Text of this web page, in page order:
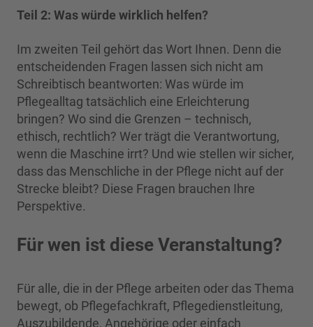
Teil 2: Was würde wirklich helfen?
Im zweiten Teil gehört das Wort Ihnen. Denn die
entscheidenden Fragen lassen sich nicht am
Schreibtisch beantworten: Was würde im
Pflegealltag tatsächlich eine Erleichterung
bringen? Wo sind die Grenzen – technisch,
ethisch, rechtlich? Wer trägt die Verantwortung,
wenn die Maschine irrt? Und wie stellen wir sicher,
dass das Menschliche in der Pflege nicht auf der
Strecke bleibt? Diese Fragen brauchen Ihre
Perspektive.
Für wen ist diese Veranstaltung?
Für alle, die in der Pflege arbeiten oder das Thema
bewegt, ob Pflegefachkraft, Pflegedienstleitung,
Auszubildende, Angehörige oder einfach